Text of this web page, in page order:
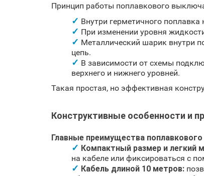
Принцип работы поплавкового
Внутри герметичного
При изменении уровня
Металлический шарик внутри
цепь.
В зависимости от схемы
верхнего и нижнего уровней.
Такая простая, но эффективная
Конструктивные особенности и
Главные преимущества
Компактный размер и легкий
на кабеле или фиксироваться с
Кабель длиной 10 метров: